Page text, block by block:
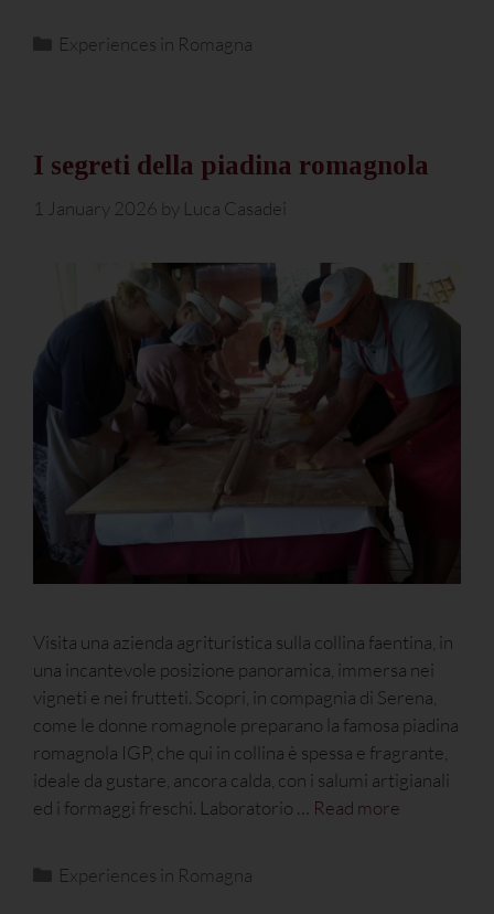
Experiences in Romagna
I segreti della piadina romagnola
1 January 2026 by Luca Casadei
Visita una azienda agrituristica sulla collina faentina, in
una incantevole posizione panoramica, immersa nei
vigneti e nei frutteti. Scopri, in compagnia di Serena,
come le donne romagnole preparano la famosa piadina
romagnola IGP, che qui in collina è spessa e fragrante,
ideale da gustare, ancora calda, con i salumi artigianali
ed i formaggi freschi. Laboratorio … Read more
Experiences in Romagna